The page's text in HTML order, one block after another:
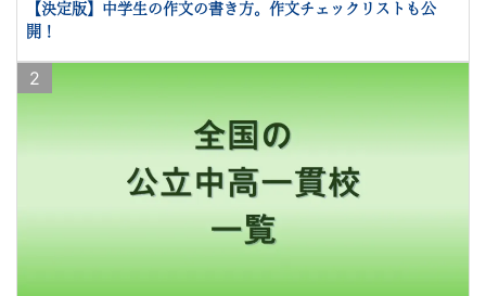
【決定版】中学生の作文の書き方。作文チェックリストも公
開！
2